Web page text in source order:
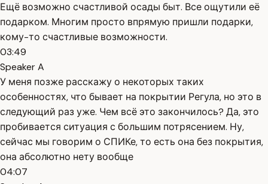
Ещё возможно счастливой осады быт. Все ощутили её
подарком. Многим просто впрямую пришли подарки,
кому-то счастливые возможности.
03:49
Speaker A
У меня позже расскажу о некоторых таких
особенностях, что бывает на покрытии Регула, но это в
следующий раз уже. Чем всё это закончилось? Да, это
пробивается ситуация с большим потрясением. Ну,
сейчас мы говорим о СПИКе, то есть она без покрытия,
она абсолютно нету вообще
04:07